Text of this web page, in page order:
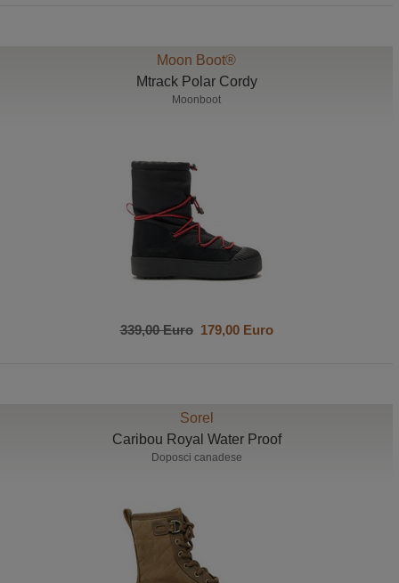
Moon Boot®
Mtrack Polar Cordy
Moonboot
339,00 Euro179,00 Euro
Sorel
Caribou Royal Water Proof
Doposci canadese